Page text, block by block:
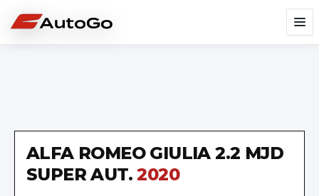
ALFA ROMEO GIULIA 2.2 MJD
SUPER AUT. 2020